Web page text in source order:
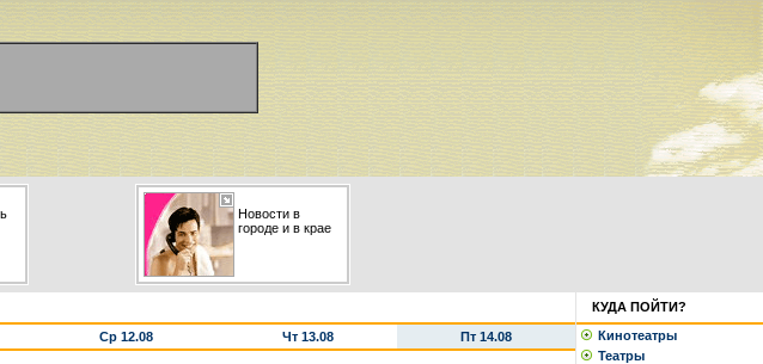
Новости в
городе и в крае
Ср 12.08 Чт 13.08
Пт 14.08
КУДА ПОЙТИ?
Кинотеатры
Театры